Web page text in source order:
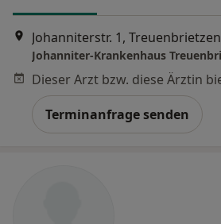
Johanniterstr. 1, Treuenbrietzen
Terminanfrage senden